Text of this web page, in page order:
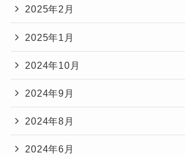
2025年2月
2025年1月
2024年10月
2024年9月
2024年8月
2024年6月